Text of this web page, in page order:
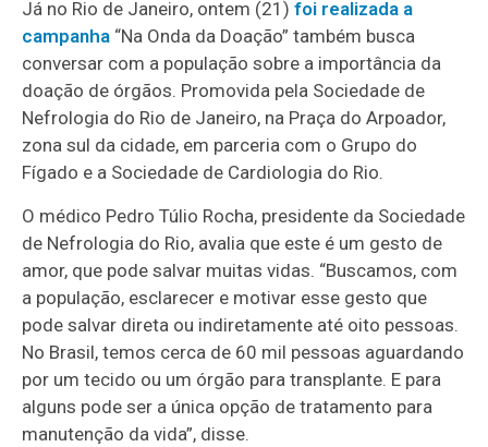
Já no Rio de Janeiro, ontem (21)foi realizada a
campanha “Na Onda da Doação” também busca
conversar com a população sobre a importância da
doação de órgãos. Promovida pela Sociedade de
Nefrologia do Rio de Janeiro, na Praça do Arpoador,
zona sul da cidade, em parceria com o Grupo do
Fígado e a Sociedade de Cardiologia do Rio.
O médico Pedro Túlio Rocha, presidente da Sociedade
de Nefrologia do Rio, avalia que este é um gesto de
amor, que pode salvar muitas vidas. “Buscamos, com
a população, esclarecer e motivar esse gesto que
pode salvar direta ou indiretamente até oito pessoas.
No Brasil, temos cerca de 60 mil pessoas aguardando
por um tecido ou um órgão para transplante. E para
alguns pode ser a única opção de tratamento para
manutenção da vida”, disse.